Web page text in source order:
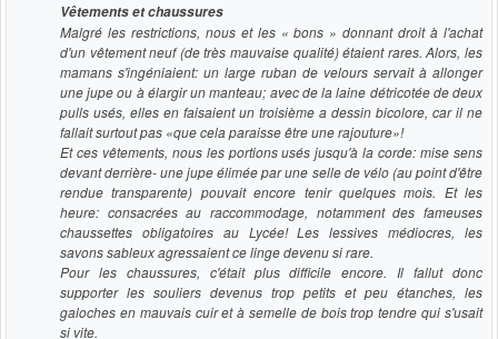
Vêtements et chaussures
Malgré les restrictions, nous et les « bons » donnant droit à l'achat
d'un vêtement neuf (de très mauvaise qualité) étaient rares. Alors, les
mamans s'ingéniaient: un large ruban de velours servait à allonger
une jupe ou à élargir un manteau; avec de la laine détricotée de deux
pulls usés, elles en faisaient un troisième a dessin bicolore, car il ne
fallait surtout pas «que cela paraisse être une rajouture»!
Et ces vêtements, nous les portions usés jusqu'à la corde: mise sens
devant derrière- une jupe élimée par une selle de vélo (au point d'être
rendue transparente) pouvait encore tenir quelques mois. Et les
heure: consacrées au raccommodage, notamment des fameuses
chaussettes obligatoires au Lycée! Les lessives médiocres, les
savons sableux agressaient ce linge devenu si rare.
Pour les chaussures, c'était plus difficile encore. Il fallut donc
supporter les souliers devenus trop petits et peu étanches, les
galoches en mauvais cuir et à semelle de bois trop tendre qui s'usait
si vite.